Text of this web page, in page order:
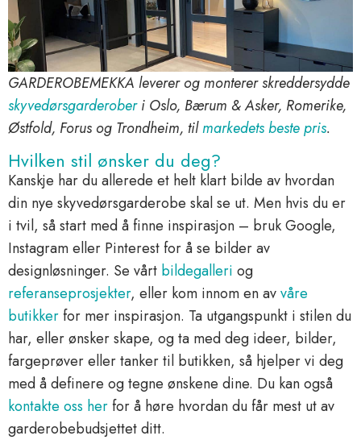
GARDEROBEMEKKA leverer og monterer skreddersydde
skyvedørsgarderoberi Oslo, Bærum & Asker, Romerike,
Østfold, Forus og Trondheim, tilmarkedets beste pris.
Hvilken stil ønsker du deg?
Kanskje har du allerede et helt klart bilde av hvordan
din nye skyvedørsgarderobe skal se ut. Men hvis du er
i tvil, så start med å finne inspirasjon – bruk Google,
Instagram eller Pinterest for å se bilder av
designløsninger. Se vårt bildegalleri og
referanseprosjekter, eller kom innom en avvåre
butikkerfor mer inspirasjon. Ta utgangspunkt i stilen du
har, eller ønsker skape, og ta med deg ideer, bilder,
fargeprøver eller tanker til butikken, så hjelper vi deg
med å definere og tegne ønskene dine. Du kan også
kontakte oss herfor å høre hvordan du får mest ut av
garderobebudsjettet ditt.